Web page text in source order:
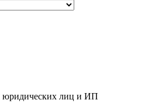
юридических лиц и ИП